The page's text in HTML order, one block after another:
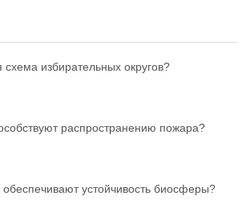
схема избирательных округов?
распространению пожара?
устойчивость биосферы?